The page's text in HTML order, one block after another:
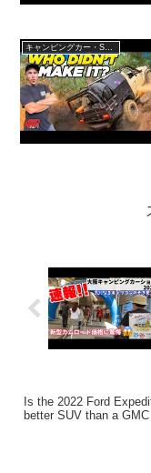
Is the 2022 Ford
better SUV than a